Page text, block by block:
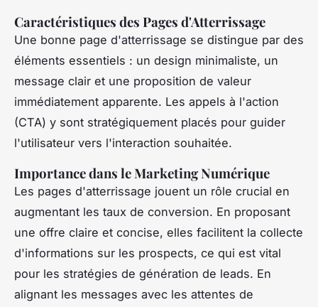
Caractéristiques des Pages d'Atterrissage
Une bonne page d'atterrissage se distingue par des
éléments essentiels : un design minimaliste, un
message clair et une proposition de valeur
immédiatement apparente. Les appels à l'action
(CTA) y sont stratégiquement placés pour guider
l'utilisateur vers l'interaction souhaitée.
Importance dans le Marketing Numérique
Les pages d'atterrissage jouent un rôle crucial en
augmentant les taux de conversion. En proposant
une offre claire et concise, elles facilitent la collecte
d'informations sur les prospects, ce qui est vital
pour les stratégies de génération de leads. En
alignant les messages avec les attentes de